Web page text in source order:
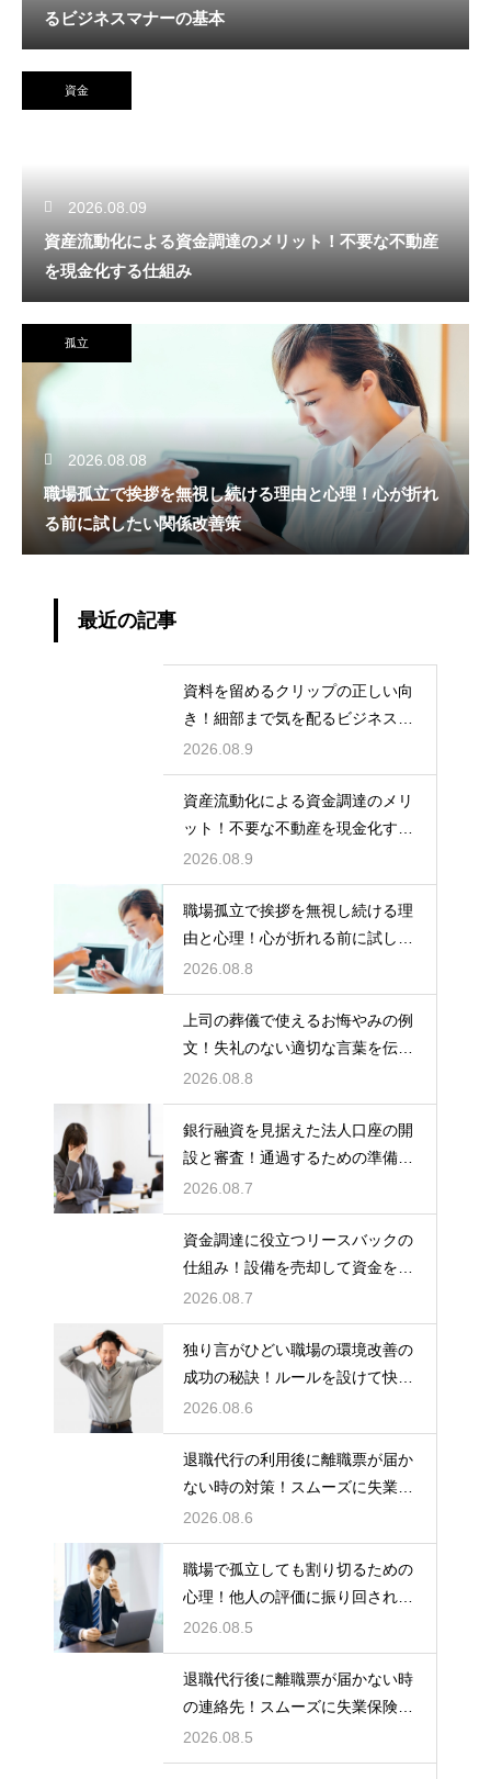
るビジネスマナーの基本
資金
2026.08.09
資産流動化による資金調達のメリット！不要な不動産
を現金化する仕組み
孤立
2026.08.08
職場孤立で挨拶を無視し続ける理由と心理！心が折れ
る前に試したい関係改善策
最近の記事
資料を留めるクリップの正しい向
き！細部まで気を配るビジネスマ
ナーの基本
2026.08.9
資産流動化による資金調達のメリ
ット！不要な不動産を現金化する
仕組み
2026.08.9
職場孤立で挨拶を無視し続ける理
由と心理！心が折れる前に試した
い関係改善策
2026.08.8
上司の葬儀で使えるお悔やみの例
文！失礼のない適切な言葉を伝え
る例文
2026.08.8
銀行融資を見据えた法人口座の開
設と審査！通過するための準備と
ポイント
2026.08.7
資金調達に役立つリースバックの
仕組み！設備を売却して資金を得
る方法
2026.08.7
独り言がひどい職場の環境改善の
成功の秘訣！ルールを設けて快適
な空間を作る
2026.08.6
退職代行の利用後に離職票が届か
ない時の対策！スムーズに失業保
険をもらう
2026.08.6
職場で孤立しても割り切るための
心理！他人の評価に振り回されな
いための術
2026.08.5
退職代行後に離職票が届かない時
の連絡先！スムーズに失業保険を
もらう術
2026.08.5